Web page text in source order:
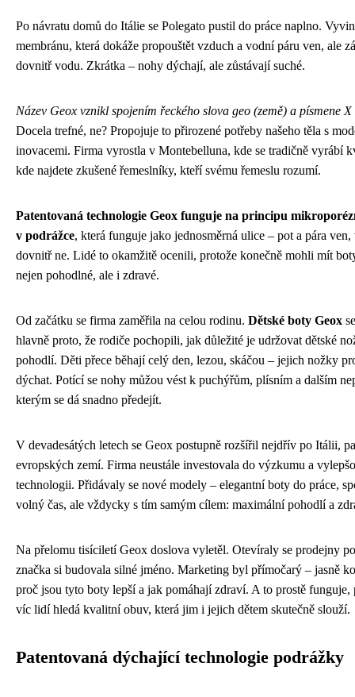
Po návratu domů do Itálie se Polegato pustil do práce naplno.
membránu, která dokáže propouštět vzduch a vodní páru ven, ale
dovnitř vodu. Zkrátka – nohy dýchají, ale zůstávají suché.
Název Geox vznikl spojením řeckého slova geo (země) a písmene
Docela trefné, ne? Propojuje to přirozené potřeby našeho těla s
inovacemi. Firma vyrostla v Montebelluna, kde se tradičně vyrábí
kde najdete zkušené řemeslníky, kteří svému řemeslu rozumí.
Patentovaná technologie Geox funguje na principu
v podrážce, která funguje jako jednosměrná ulice – pot a pára
dovnitř ne. Lidé to okamžitě ocenili, protože konečně mohli mít
nejen pohodlné, ale i zdravé.
Od začátku se firma zaměřila na celou rodinu. Dětské boty Geox
hlavně proto, že rodiče pochopili, jak důležité je udržovat dětské
pohodlí. Děti přece běhají celý den, lezou, skáčou – jejich nožky
dýchat. Potící se nohy můžou vést k puchýřům, plísním a dalším
kterým se dá snadno předejít.
V devadesátých letech se Geox postupně rozšířil nejdřív po Itálii,
evropských zemí. Firma neustále investovala do výzkumu a
technologii. Přidávaly se nové modely – elegantní boty do práce,
volný čas, ale vždycky s tím samým cílem: maximální pohodlí a
Na přelomu tisíciletí Geox doslova vyletěl. Otevíraly se prodejny
značka si budovala silné jméno. Marketing byl přímočarý – jasně
proč jsou tyto boty lepší a jak pomáhají zdraví. A to prostě funguje,
víc lidí hledá kvalitní obuv, která jim i jejich dětem skutečně slouží.
Patentovaná dýchající technologie podrážky